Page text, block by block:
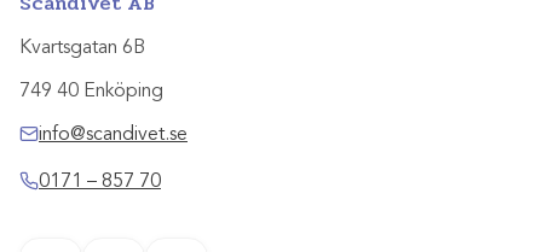
Kvartsgatan 6B
749 40 Enköping
info@scandivet.se
0171 – 857 70